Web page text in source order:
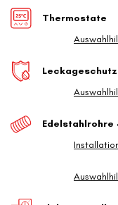
Thermostate
Leckageschutz
Edelstahlrohre